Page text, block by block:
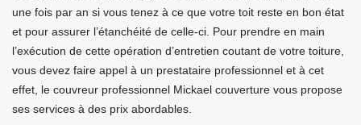
une fois par an si vous tenez à ce que votre toit reste en bon état
et pour assurer l’étanchéité de celle-ci. Pour prendre en main
l’exécution de cette opération d’entretien coutant de votre toiture,
vous devez faire appel à un prestataire professionnel et à cet
effet, le couvreur professionnel Mickael couverture vous propose
ses services à des prix abordables.